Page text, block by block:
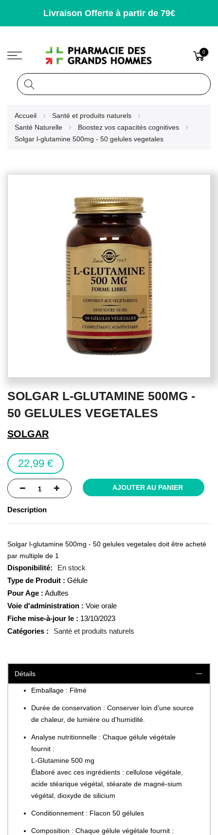
Livraison Offerte à partir de 79€
0
Accueil
Santé et produits naturels
Santé Naturelle
Boostez vos capacités cognitives
Solgar l-glutamine 500mg - 50 gelules vegetales
to
beginning
of
images
gallery
SOLGAR L-GLUTAMINE 500MG -
50 GELULES VEGETALES
SOLGAR
22,99 €
AJOUTER AU PANIER
Description
Solgar l-glutamine 500mg - 50 gelules vegetales doit être acheté
par multiple de 1
En stock
Type de Produit : Gélule
Pour Age : Adultes
Voie d'administration : Voie orale
Fiche mise-à-jour le : 13/10/2023
Catégories :
Santé et produits naturels
Détails
Emballage : Filmé
Durée de conservation : Conserver loin d'une source
de chaleur, de lumière ou d'humidité.
Analyse nutritionnelle : Chaque gélule végétale
fournit :
L-Glutamine 500 mg
Élaboré avec ces ingrédients : cellulose végétale,
acide stéarique végétal, stéarate de magné-sium
végétal, dioxyde de silicium
Conditionnement : Flacon 50 gélules
Composition : Chaque gélule végétale fournit :